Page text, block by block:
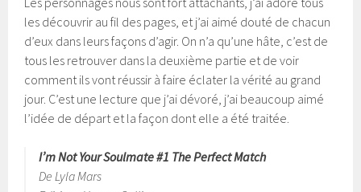
les découvrir au fil des pages, et j’ai aimé douté de chacun
d’eux dans leurs façons d’agir. On n’a qu’une hâte, c’est de
tous les retrouver dans la deuxième partie et de voir
comment ils vont réussir à faire éclater la vérité au grand
jour. C’est une lecture que j’ai dévoré, j’ai beaucoup aimé
l’idée de départ et la façon dont elle a été traitée.
I’m Not Your Soulmate #1 The Perfect Match
De Lyla Mars